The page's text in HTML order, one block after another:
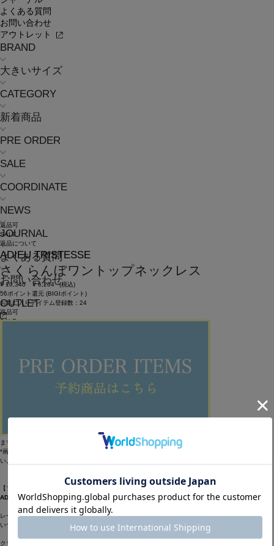
よくある質問
お問い合わせ
アウトレット
BRAND
大きいサイズ
CATEGORY
新着商品
PRE ORDER
SALE
COORDINATE
NEWS
JOURNAL
よくある質問
お問い合わせ
OUTLET
返品可
SALE
返品について
ADIEU TRISTESSE
さくらんぼワントップネックレス
¥ 10,340 ¥ 6,204
(税込)
56ポイント還元 (BIGIポイント)
お気に入りアイテム登録数： 24
返品可
SALE
アイテム説明
ポリエステル樹脂と真鍮かけ合わせで
透明感のあるクリア、不透明なアイボリー、
*画像の商品はサンプルです。実際の商品とは仕様・加工・サイズ・素材が若干異なる場合がござい
ます。
*画像の商品は光の照射や角度により、実物と色味が異なる場合がございます。予めご了承くださ
い。
【ブランド情報】
ADIEU TRISTESSE/アデュー トリステス
レースや刺繍、花柄のワンピース。
いつかみた絵画のような色合い。
クラシックで甘さのあるものにモダンな要素を取り入れた、服を自由に楽しむ女性のための日常